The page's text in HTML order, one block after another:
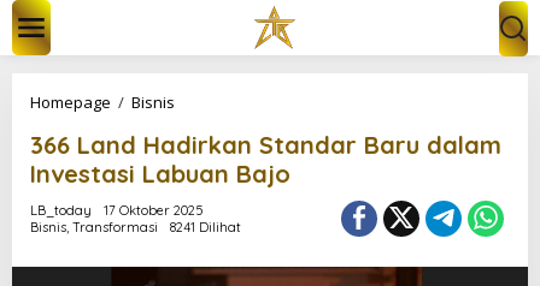
w
Homepage / Bisnis
6
L
a
n
d
a
366 Land Hadirkan Standar Baru dalam
Investasi Labuan Bajo
LB_today
17 Oktober 2025
Bisnis, Transformasi 8241 Dilihat